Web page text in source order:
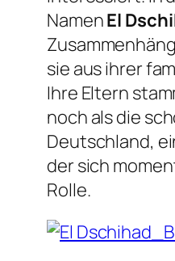
NamenEl
sie aus ihrer
Ihre Eltern
noch als die
Deutschland,
der sich
Rolle.